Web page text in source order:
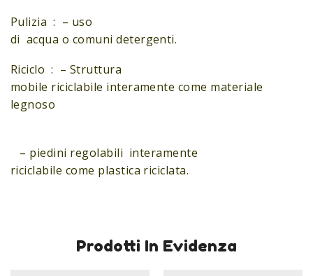
Pulizia : – uso
di acqua o comuni detergenti.
Riciclo : – Struttura
mobile riciclabile interamente come materiale
legnoso
– piedini regolabili interamente
riciclabile come plastica riciclata.
Prodotti In Evidenza